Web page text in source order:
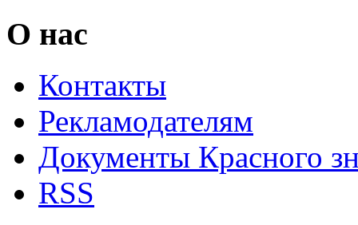
О нас
Контакты
Рекламодателям
Документы Красного
RSS